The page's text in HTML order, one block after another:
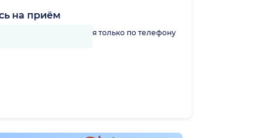
на приём
можно записаться только по телефону